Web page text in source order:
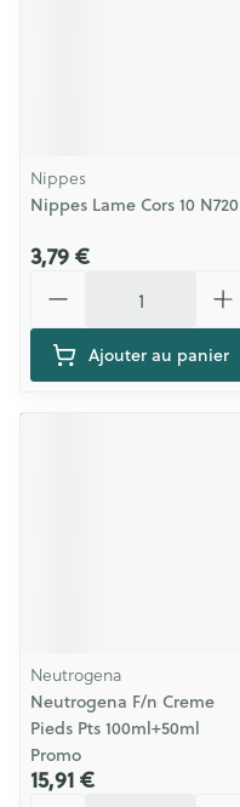
Nippes
Nippes Lame Cors 10 N720
3,79 €
Ajouter au panier
Neutrogena
Neutrogena F/n Creme
Pieds Pts 100ml+50ml
Promo
15,91 €